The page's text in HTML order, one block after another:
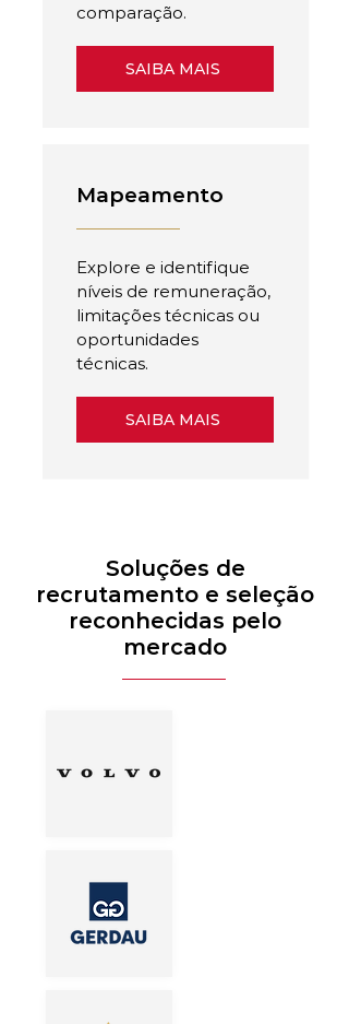
comparação.
SAIBA MAIS
Mapeamento
Explore e identifique
níveis de remuneração,
limitações técnicas ou
oportunidades
técnicas.
SAIBA MAIS
Soluções de
recrutamento e seleção
reconhecidas pelo
mercado